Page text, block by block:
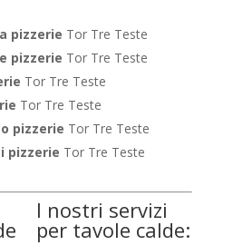
pizzerie Tor Tre Teste
pizzerie Tor Tre Teste
Tor Tre Teste
Tor Tre Teste
pizzerie Tor Tre Teste
pizzerie Tor Tre Teste
I nostri servizi
per tavole calde: